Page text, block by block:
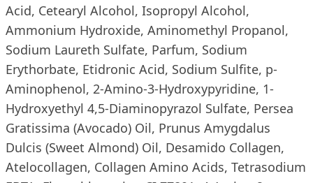
Acid, Cetearyl Alcohol, Isopropyl Alcohol,
Ammonium Hydroxide, Aminomethyl Propanol,
Sodium Laureth Sulfate, Parfum, Sodium
Erythorbate, Etidronic Acid, Sodium Sulfite, p-
Aminophenol, 2-Amino-3-Hydroxypyridine, 1-
Hydroxyethyl 4,5-Diaminopyrazol Sulfate, Persea
Gratissima (Avocado) Oil, Prunus Amygdalus
Dulcis (Sweet Almond) Oil, Desamido Collagen,
Atelocollagen, Collagen Amino Acids, Tetrasodium